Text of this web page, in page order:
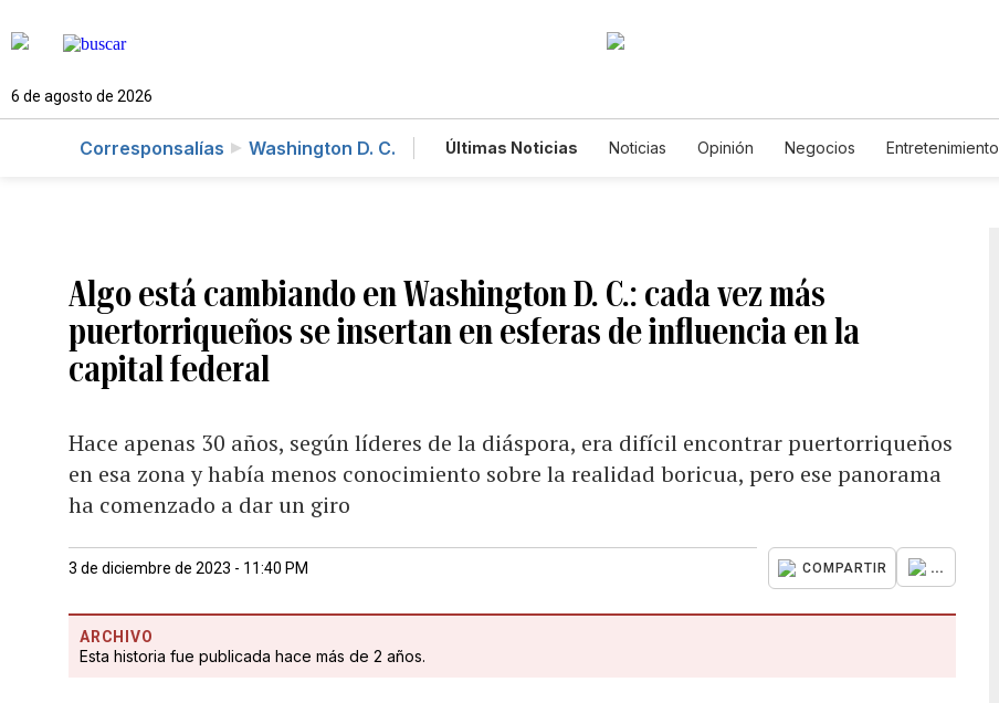
6 de agosto de 2026
Corresponsalías Washington D. C. Últimas Noticias Noticias Opinión Negocios Entretenimiento
Algo está cambiando en Washington D. C.: cada vez más
puertorriqueños se insertan en esferas de influencia en la
capital federal
Hace apenas 30 años, según líderes de la diáspora, era difícil encontrar puertorriqueños
en esa zona y había menos conocimiento sobre la realidad boricua, pero ese panorama
ha comenzado a dar un giro
3 de diciembre de 2023 - 11:40 PM COMPARTIR ...
ARCHIVO
Esta historia fue publicada hace más de 2 años.